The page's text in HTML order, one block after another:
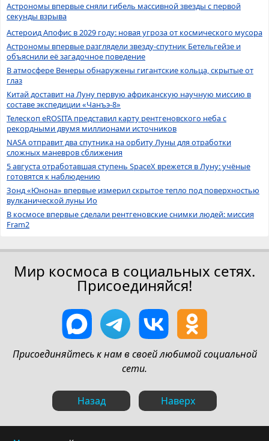
Астрономы впервые сняли гибель массивной звезды с первой
секунды взрыва
Астероид Апофис в 2029 году: новая угроза от космического мусора
Астрономы впервые разглядели звезду-спутник Бетельгейзе и
объяснили её загадочное поведение
В атмосфере Венеры обнаружены гигантские кольца, скрытые от
глаз
Китай доставит на Луну первую африканскую научную миссию в
составе экспедиции «Чанъэ-8»
Телескоп eROSITA представил карту рентгеновского неба с
рекордными двумя миллионами источников
NASA отправит два спутника на орбиту Луны для отработки
сложных маневров сближения
5 августа отработавшая ступень SpaceX врежется в Луну: учёные
готовятся к наблюдению
Зонд «Юнона» впервые измерил скрытое тепло под поверхностью
вулканической луны Ио
В космосе впервые сделали рентгеновские снимки людей: миссия
Fram2
Мир космоса в социальных сетях.
Присоединяйся!
Присоединяйтесь к нам в своей любимой социальной
сети.
Назад Наверх